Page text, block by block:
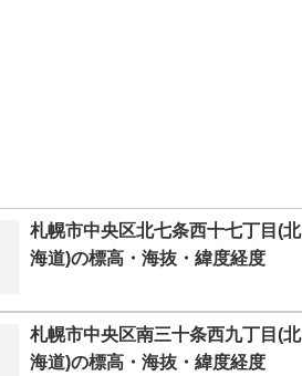
札幌市中央区北七条西十七丁目(北
海道)の標高・海抜・緯度経度
札幌市中央区南三十条西九丁目(北
海道)の標高・海抜・緯度経度